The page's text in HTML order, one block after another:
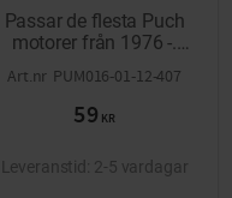
Passar de flesta Puch
motorer från 1976 -.
PUM016-01-12-407
59 KR
2-5 vardagar